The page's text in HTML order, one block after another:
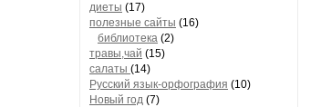
диеты (17)
полезные сайты (16)
библиотека (2)
травы,чай (15)
салаты (14)
Русский язык-орфография (10)
Новый год (7)